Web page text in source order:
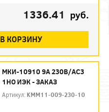
1336.41 руб.
В КОРЗИНУ
МКИ-10910 9А 230В/АС3
1НО ИЭК - ЗАКАЗ
Артикул: KMM11-009-230-10